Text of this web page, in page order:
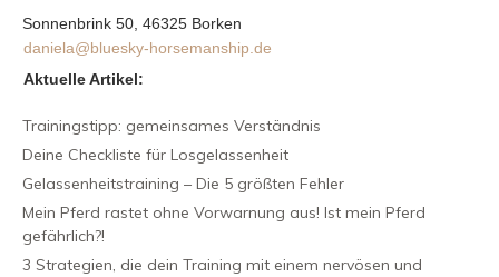
Sonnenbrink 50, 46325 Borken
daniela@bluesky-horsemanship.de
Aktuelle Artikel:
Trainingstipp: gemeinsames Verständnis
Deine Checkliste für Losgelassenheit
Gelassenheitstraining – Die 5 größten Fehler
Mein Pferd rastet ohne Vorwarnung aus! Ist mein Pferd
gefährlich?!
3 Strategien, die dein Training mit einem nervösen und